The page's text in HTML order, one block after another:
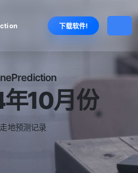
下载软件!
10月份
走地预测记录